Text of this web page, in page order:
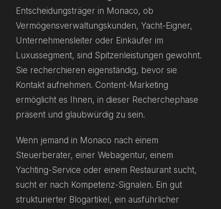
Entscheidungsträger in Monaco, ob
Vermögensverwaltungskunden, Yacht-Eigner,
Unternehmensleiter oder Einkäufer im
Luxussegment, sind Spitzenleistungen gewohnt.
Sie recherchieren eigenständig, bevor sie
Kontakt aufnehmen. Content-Marketing
ermöglicht es Ihnen, in dieser Recherchephase
präsent und glaubwürdig zu sein.
Wenn jemand in Monaco nach einem
Steuerberater, einer Webagentur, einem
Yachting-Service oder einem Restaurant sucht,
sucht er nach Kompetenz-Signalen. Ein gut
strukturierter Blogartikel, ein ausführlicher